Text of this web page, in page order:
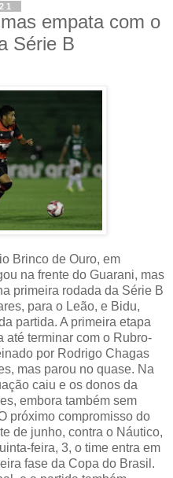
empata com o
Série B
Brinco de Ouro, em
na frente do Guarani, mas
primeira rodada da Série B
para o Leão, e Bidu,
partida. A primeira etapa
até terminar com o Rubro-
por Rodrigo Chagas
mas parou no quase. Na
caiu e os donos da
embora também sem
próximo compromisso do
de junho, contra o Náutico,
feira, 3, o time entra em
fase da Copa do Brasil.